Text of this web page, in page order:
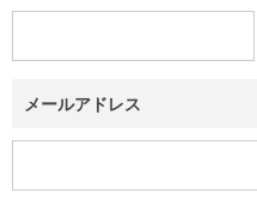
メールアドレス